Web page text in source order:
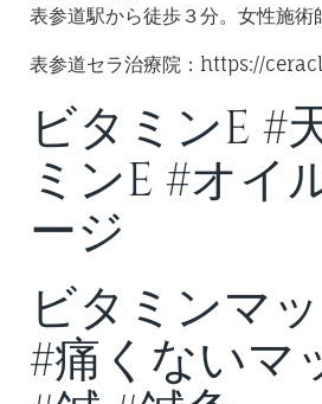
表参道駅から徒歩３分。女性施術
表参道セラ治療院：https://
ビタミンE #
ミンE #オイ
ージ
ビタミンマ
#痛くないマ